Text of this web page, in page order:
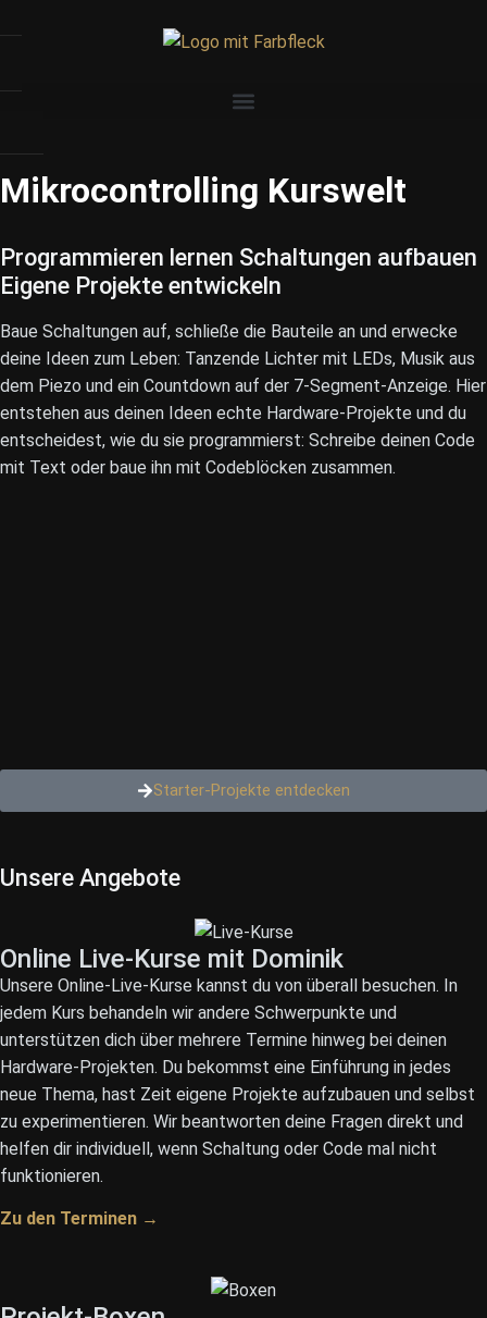
Mikrocontrolling Kurswelt
Programmieren lernen Schaltungen aufbauen
Eigene Projekte entwickeln
Baue Schaltungen auf, schließe die Bauteile an und erwecke
deine Ideen zum Leben: Tanzende Lichter mit LEDs, Musik aus
dem Piezo und ein Countdown auf der 7-Segment-Anzeige. Hier
entstehen aus deinen Ideen echte Hardware-Projekte und du
entscheidest, wie du sie programmierst: Schreibe deinen Code
mit Text oder baue ihn mit Codeblöcken zusammen.
Starter-Projekte entdecken
Unsere Angebote
Online Live-Kurse mit Dominik
Unsere Online-Live-Kurse kannst du von überall besuchen. In
jedem Kurs behandeln wir andere Schwerpunkte und
unterstützen dich über mehrere Termine hinweg bei deinen
Hardware-Projekten. Du bekommst eine Einführung in jedes
neue Thema, hast Zeit eigene Projekte aufzubauen und selbst
zu experimentieren. Wir beantworten deine Fragen direkt und
helfen dir individuell, wenn Schaltung oder Code mal nicht
funktionieren.
Zu den Terminen →